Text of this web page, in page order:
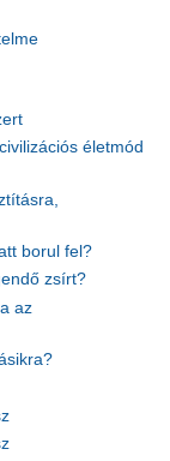
életmód
borul fel?
zsírt?
az